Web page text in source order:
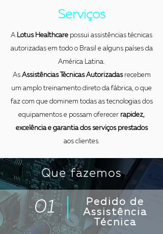
Serviços
A Lotus Healthcare possui assistências técnicas
autorizadas em todo o Brasil e alguns países da
América Latina.
As Assistências Técnicas Autorizadasrecebem
um amplo treinamento direto da fábrica, o que
faz com que dominem todas as tecnologias dos
equipamentos e possam oferecer rapidez,
excelência e garantia dos serviços prestados
aos clientes.
Que fazemos
01
Pedido de
Assistência
Técnica